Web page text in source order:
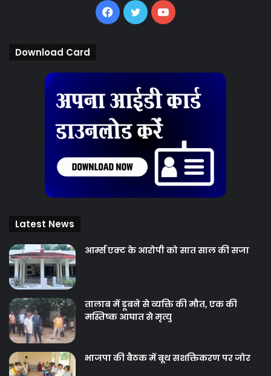
Facebook
TwitterYouTube
Download Card
Latest News
आर्म्स एक्ट के आरोपी को सात साल की सजा
तालाब में डूबने से व्यक्ति की मौत, एक की
मस्तिष्क आघात से मृत्यु
भाजपा की बैठक में बूथ सशक्तिकरण पर जोर